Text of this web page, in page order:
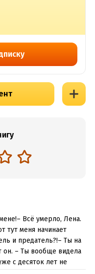
Всё умерло, Лена.
тут меня начинает
и предатель?!– Ты на
он. – Ты вообще видела
с десяток лет не